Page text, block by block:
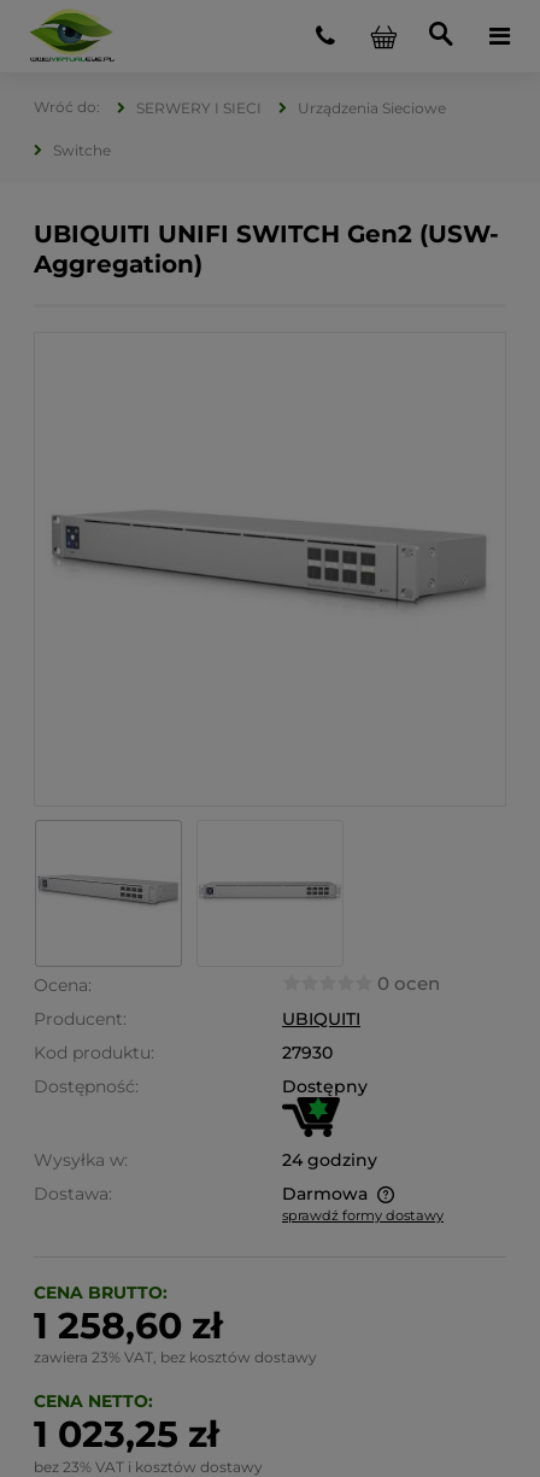
SERWERY I SIECI Urządzenia Sieciowe
Switche
UBIQUITI UNIFI SWITCH Gen2 (USW-
Aggregation)
Ocena: 0 ocen
Producent:
UBIQUITI
Kod produktu:
27930
Dostępność:
Dostępny
Wysyłka w:
24 godziny
Dostawa:
Darmowa
Cena nie zawiera ewentualnych kosztów płatności
sprawdź formy dostawy
CENA BRUTTO:
1 258,60 zł
zawiera 23% VAT, bez kosztów dostawy
CENA NETTO:
1 023,25 zł
bez 23% VAT i kosztów dostawy